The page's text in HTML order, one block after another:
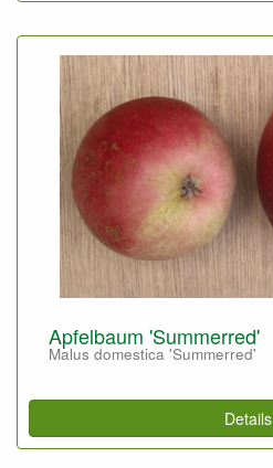
Apfelbaum 'Summerred'
Malus domestica 'Summerred'
Details